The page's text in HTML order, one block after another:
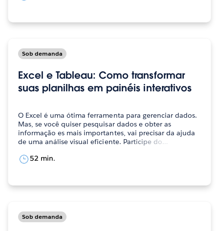
Sob demanda
Excel e Tableau: Como transformar
suas planilhas em painéis interativos
O Excel é uma ótima ferramenta para gerenciar dados.
Mas, se você quiser pesquisar dados e obter as
informação es mais importantes, vai precisar da ajuda
de uma análise visual eficiente. Participe do…
52 min.
Sob demanda